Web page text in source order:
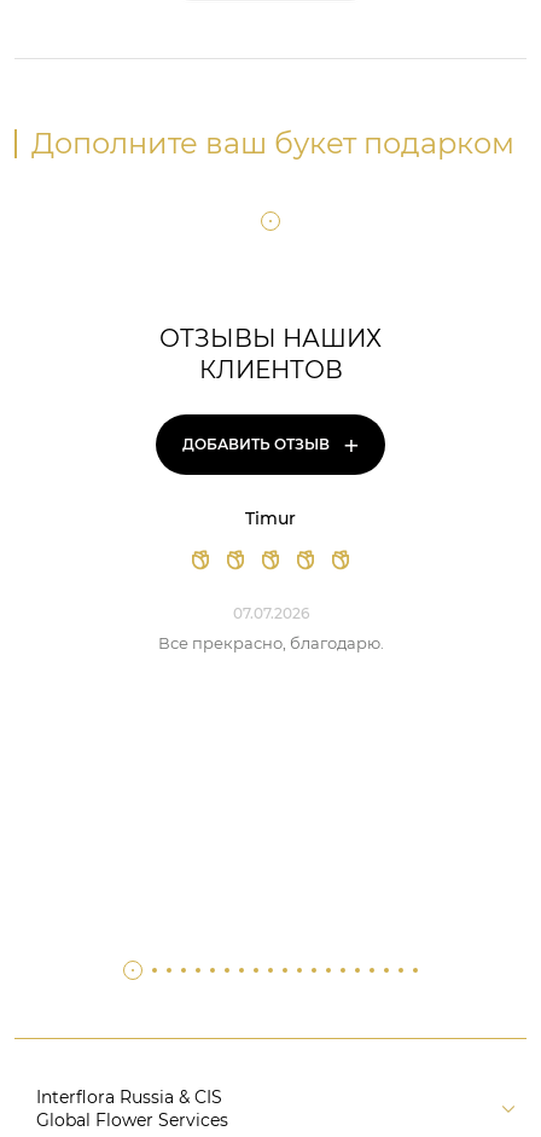
Дополните ваш букет подарком
ОТЗЫВЫ НАШИХ
КЛИЕНТОВ
ДОБАВИТЬ ОТЗЫВ +
Timur
07.07.2026
Все прекрасно, благодарю.
Interflora Russia & CIS
Global Flower Services